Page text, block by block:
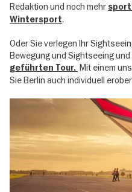
Konrad-Wolf-Straße 39,
Mehr erfahren
Friedrich-Ludwig-
Cantianstraße 24, 10437
Mehr erfahren
Redaktion und noch mehr
Wintersport.
Oder Sie verlegen Ihr
Bewegung und Sightseeing
geführten Tour. Mit einem
Sie Berlin auch individuell